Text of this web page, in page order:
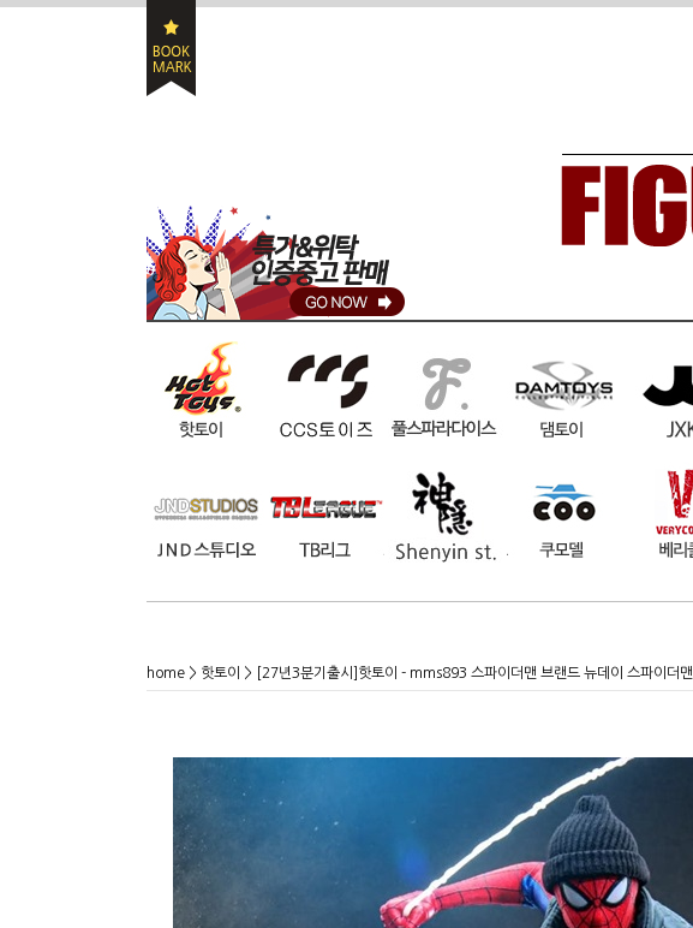
home > 핫토이 > [27년3분기출시]핫토이 - mms893 스파이더맨 브랜드 뉴데이 스파이더맨